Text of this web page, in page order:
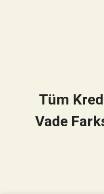
Tüm
Vade